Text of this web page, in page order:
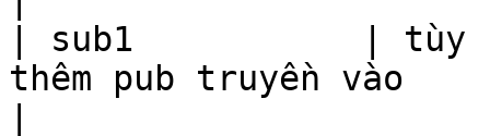
| sub1           | tùy
thêm pub truyền vào